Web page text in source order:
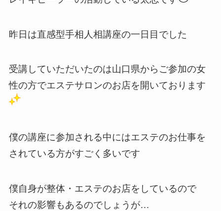
昨日は直感型手相人相講座の一日目でした
受講していただいたのは山口県からご参加の女
性の方でエステサロンのお店を開いております
僕の講座に参加される中にはエステのお仕事を
されている方がすごく多いです
僕自身が整体・エステのお店をしているので
それの影響もあるのでしょうが…